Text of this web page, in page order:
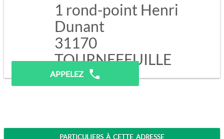
1 rond-point Henri
Dunant
31170
TOURNEFEUILLE
APPELEZ
PARTICULIERS À CETTE ADRESSE